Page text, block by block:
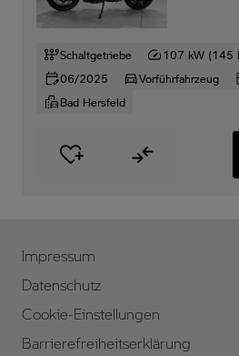
Schaltgetriebe 107 kW (145
06/2025
Vorführfahrzeug
Bad Hersfeld
Impressum
Datenschutz
Cookie-Einstellungen
Barrierefreiheitserklärung